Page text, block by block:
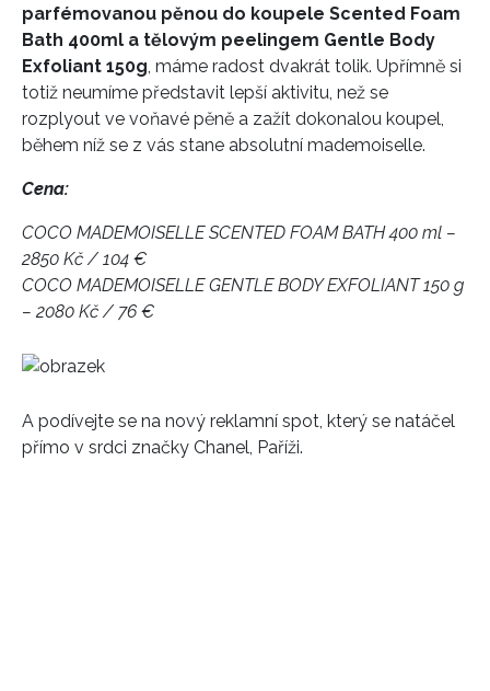
parfémovanou pěnou do koupele Scented Foam
Bath 400ml a tělovým peelingem Gentle Body
Exfoliant 150g, máme radost dvakrát tolik. Upřímně si
totiž neumíme představit lepší aktivitu, než se
rozplyout ve voňavé pěně a zažít dokonalou koupel,
během níž se z vás stane absolutní mademoiselle.
Cena:
COCO MADEMOISELLE SCENTED FOAM BATH 400 ml –
2850 Kč / 104 €
COCO MADEMOISELLE GENTLE BODY EXFOLIANT 150 g
– 2080 Kč / 76 €
A podívejte se na nový reklamní spot, který se natáčel
přímo v srdci značky Chanel, Paříži.